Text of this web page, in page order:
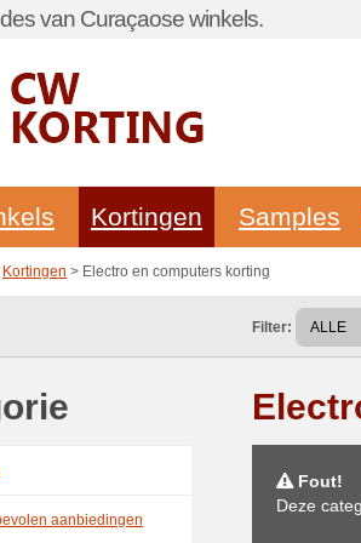
van Curaçaose winkels.
Kortingen Samples
Kortingen > Electro en computers korting
Filter:
aanbiedingen
Fout!
Deze